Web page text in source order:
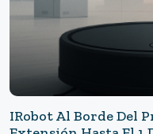
IRobot Al Borde Del